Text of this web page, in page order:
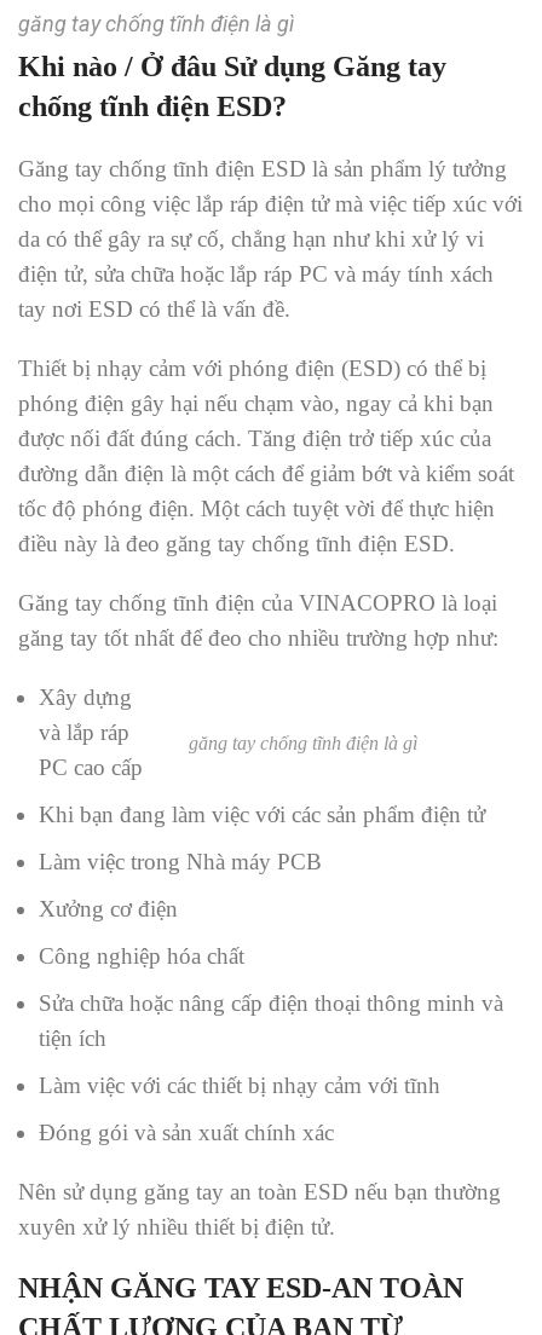
găng tay chống tĩnh điện là gì
Khi nào / Ở đâu Sử dụng Găng tay
chống tĩnh điện ESD?
Găng tay chống tĩnh điện ESD là sản phẩm lý tưởng
cho mọi công việc lắp ráp điện tử mà việc tiếp xúc với
da có thể gây ra sự cố, chẳng hạn như khi xử lý vi
điện tử, sửa chữa hoặc lắp ráp PC và máy tính xách
tay nơi ESD có thể là vấn đề.
Thiết bị nhạy cảm với phóng điện (ESD) có thể bị
phóng điện gây hại nếu chạm vào, ngay cả khi bạn
được nối đất đúng cách. Tăng điện trở tiếp xúc của
đường dẫn điện là một cách để giảm bớt và kiểm soát
tốc độ phóng điện. Một cách tuyệt vời để thực hiện
điều này là đeo găng tay chống tĩnh điện ESD.
Găng tay chống tĩnh điện của VINACOPRO là loại
găng tay tốt nhất để đeo cho nhiều trường hợp như:
găng tay chống tĩnh điện là gì
Xây dựng
và lắp ráp
PC cao cấp
Khi bạn đang làm việc với các sản phẩm điện tử
Làm việc trong Nhà máy PCB
Xưởng cơ điện
Công nghiệp hóa chất
Sửa chữa hoặc nâng cấp điện thoại thông minh và
tiện ích
Làm việc với các thiết bị nhạy cảm với tĩnh
Đóng gói và sản xuất chính xác
Nên sử dụng găng tay an toàn ESD nếu bạn thường
xuyên xử lý nhiều thiết bị điện tử.
NHẬN GĂNG TAY ESD-AN TOÀN
CHẤT LƯỢNG CỦA BẠN TỪ